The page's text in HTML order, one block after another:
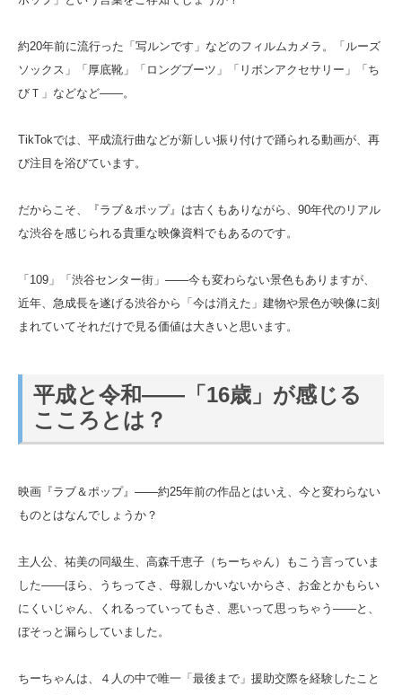
約20年前に流行った「写ルンです」などのフィルムカメラ。「ルーズ
ソックス」「厚底靴」「ロングブーツ」「リボンアクセサリー」「ち
びＴ」などなど――。
TikTokでは、平成流行曲などが新しい振り付けで踊られる動画が、再
び注目を浴びています。
だからこそ、『ラブ＆ポップ』は古くもありながら、90年代のリアル
な渋谷を感じられる貴重な映像資料でもあるのです。
「109」「渋谷センター街」――今も変わらない景色もありますが、
近年、急成長を遂げる渋谷から「今は消えた」建物や景色が映像に刻
まれていてそれだけで見る価値は大きいと思います。
平成と令和――「16歳」が感じる
こころとは？
映画『ラブ＆ポップ』――約25年前の作品とはいえ、今と変わらない
ものとはなんでしょうか？
主人公、祐美の同級生、高森千恵子（ちーちゃん）もこう言っていま
した――ほら、うちってさ、母親しかいないからさ、お金とかもらい
にくいじゃん、くれるっていってもさ、悪いって思っちゃう――と、
ぼそっと漏らしていました。
ちーちゃんは、４人の中で唯一「最後まで」援助交際を経験したこと